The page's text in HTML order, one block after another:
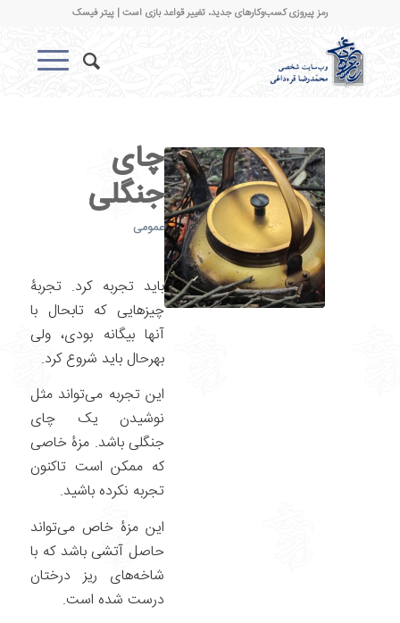
رمز پیروزی کسب‌وکارهای جدید، تغییر قواعد بازی است | پیتر فیسک
چای
جنگلی
عمومی
باید تجربه کرد. تجربۀ
چیزهایی که تابحال با
آنها بیگانه بودی، ولی
بهرحال باید شروع کرد.
این تجربه می‌تواند مثل
نوشیدن یک چای
جنگلی باشد. مزۀ خاصی
که ممکن است تاکنون
تجربه نکرده باشید.
این مزۀ خاص می‌تواند
حاصل آتشی باشد که با
شاخه‌های ریز درختان
درست شده است.